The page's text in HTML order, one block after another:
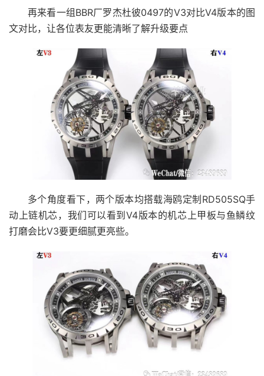
再来看一组BBR厂罗杰杜彼0497的V3对比V4版本的图
文对比，让各位表友更能清晰了解升级要点
多个角度看下，两个版本均搭载海鸥定制RD505SQ手
动上链机芯，我们可以看到V4版本的机芯上甲板与鱼鳞纹
打磨会比V3要更细腻更亮些。